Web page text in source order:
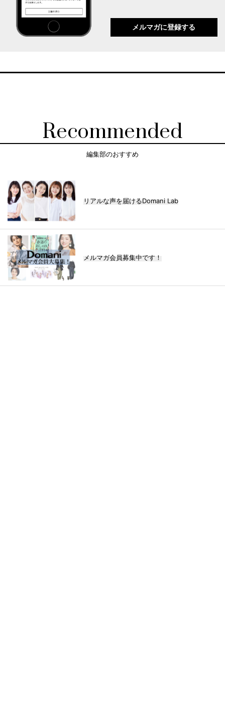
メルマガに登録する
Recommended
編集部のおすすめ
リアルな声を届けるDomani Lab
メルマガ会員募集中です！